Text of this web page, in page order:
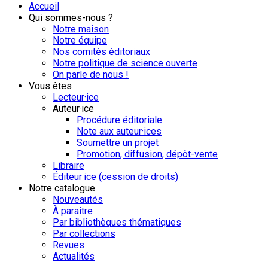
Accueil
Qui sommes-nous ?
Notre maison
Notre équipe
Nos comités éditoriaux
Notre politique de science ouverte
On parle de nous !
Vous êtes
Lecteur·ice
Auteur·ice
Procédure éditoriale
Note aux auteur·ices
Soumettre un projet
Promotion, diffusion, dépôt-vente
Libraire
Éditeur·ice (cession de droits)
Notre catalogue
Nouveautés
À paraître
Par bibliothèques thématiques
Par collections
Revues
Actualités